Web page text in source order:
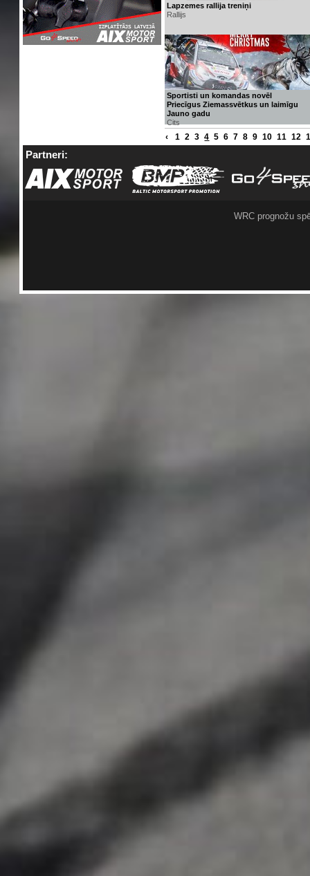
Lapzemes rallija treniņi
Rallijs
Sportisti un komandas novēl
Priecīgus Ziemassvētkus un laimīgu
Jauno gadu
Cits
‹ 1 2 3 4 5 6 7 8 9 10 11 12
Partneri:
WRC prognožu